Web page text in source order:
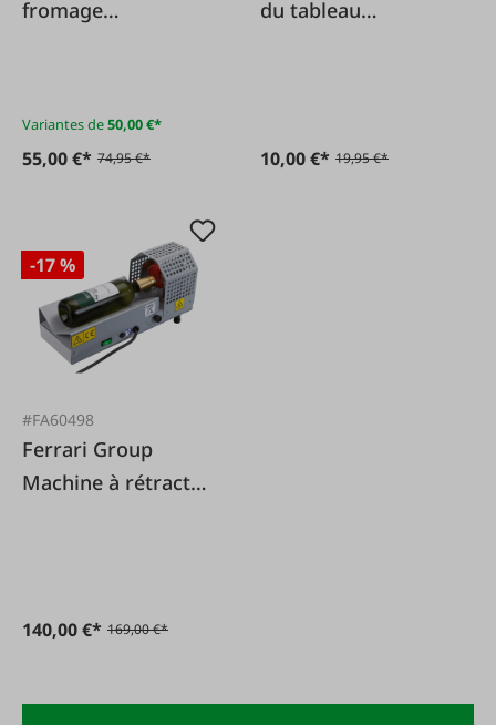
fromage
Variantes de50,00 €*
55,00 €* 74,95 €*
du tableau
10,00 €* 19,95 €*
-17 %
#FA60498
Ferrari Group
Machine à rétracter
140,00 €* 169,00 €*